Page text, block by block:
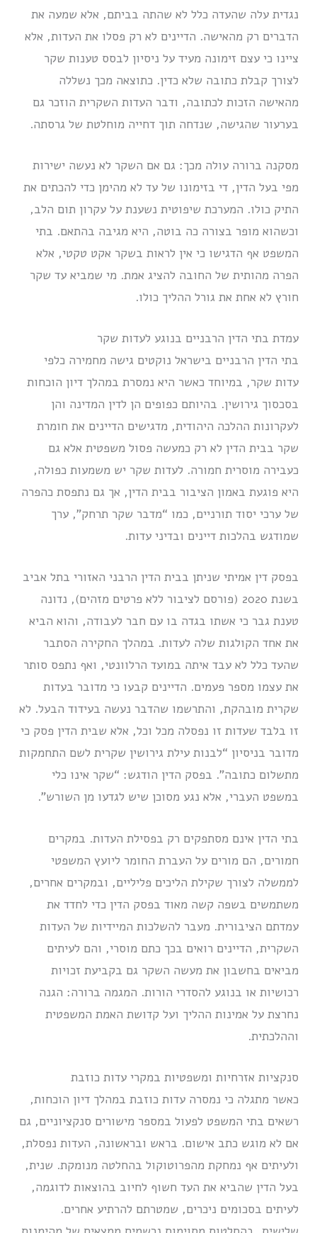
נגדית עלה שהעדה כלל לא שהתה בביתם, אלא שמעה את
הדברים רק מהאישה. הדיינים לא רק פסלו את העדות, אלא
ציינו כי עצם זימונה מעיד על ניסיון לבסס טענות שקר
לצורך קבלת כתובה שלא כדין. כתוצאה מכך נשללה
מהאישה הזכות לכתובה, ודבר העדות השקרית הוזכר גם
בערעור שהגישה, שנדחה תוך דחייה מוחלטת של גרסתה.
מסקנה ברורה עולה מכך: גם אם השקר לא נעשה ישירות
מפי בעל הדין, די בזימונו של עד לא מהימן כדי להכתים את
התיק כולו. המערכת שיפוטית נשענת על עקרון תום הלב,
וכשהוא מופר בצורה כה בוטה, היא מגיבה בהתאם. בתי
המשפט אף הדגישו כי אין לראות בשקר אקט טקטי, אלא
הפרה מהותית של החובה להציג אמת. מי שמביא עד שקר
חורץ לא אחת את גורל ההליך כולו.
עמדת בתי הדין הרבניים בנוגע לעדות שקר
בתי הדין הרבניים בישראל נוקטים גישה מחמירה כלפי
עדות שקר, במיוחד כאשר היא נמסרת במהלך דיון הוכחות
בסכסוך גירושין. בהיותם כפופים הן לדין המדינה והן
לעקרונות ההלכה היהודית, מדגישים הדיינים את חומרת
שקר בבית הדין לא רק כמעשה פסול משפטית אלא גם
כעבירה מוסרית חמורה. לעדות שקר יש משמעות כפולה,
היא פוגעת באמון הציבור בבית הדין, אך גם נתפסת כהפרה
של ערכי יסוד תורניים, כמו “מדבר שקר תרחק”, ערך
שמודגש בהלכות דיינים ובדיני עדות.
בפסק דין אמיתי שניתן בבית הדין הרבני האזורי בתל אביב
בשנת 2020 (פורסם לציבור ללא פרטים מזהים), נדונה
טענת גבר כי אשתו בגדה בו עם חבר לעבודה, והוא הביא
את אחד הקולגות שלה לעדות. במהלך החקירה הסתבר
שהעד כלל לא עבד איתה במועד הרלוונטי, ואף נתפס סותר
את עצמו מספר פעמים. הדיינים קבעו כי מדובר בעדות
שקרית מובהקת, והתרשמו שהדבר נעשה בעידוד הבעל. לא
זו בלבד שעדות זו נפסלה מכל וכל, אלא שבית הדין פסק כי
מדובר בניסיון “לבנות עילת גירושין שקרית לשם התחמקות
מתשלום כתובה”. בפסק הדין הודגש: “שקר אינו כלי
במשפט העברי, אלא נגע מסוכן שיש לגדעו מן השורש”.
בתי הדין אינם מסתפקים רק בפסילת העדות. במקרים
חמורים, הם מורים על העברת החומר ליועץ המשפטי
לממשלה לצורך שקילת הליכים פליליים, ובמקרים אחרים,
משתמשים בשפה קשה מאוד בפסק הדין כדי לחדד את
עמדתם הציבורית. מעבר להשלכות המיידיות של העדות
השקרית, הדיינים רואים בכך כתם מוסרי, והם לעיתים
מביאים בחשבון את מעשה השקר גם בקביעת זכויות
רכושיות או בנוגע להסדרי הורות. המגמה ברורה: הגנה
נחרצת על אמינות ההליך ועל קדושת האמת המשפטית
וההלכתית.
סנקציות אזרחיות ומשפטיות במקרי עדות כוזבת
כאשר מתגלה כי נמסרה עדות כוזבת במהלך דיון הוכחות,
רשאים בתי המשפט לפעול במספר מישורים סנקציוניים, גם
אם לא מוגש כתב אישום. בראש ובראשונה, העדות נפסלת,
ולעיתים אף נמחקת מהפרוטוקול בהחלטה מנומקת. שנית,
בעל הדין שהביא את העד חשוף לחיוב בהוצאות לדוגמה,
לעיתים בסכומים ניכרים, שמטרתם להרתיע אחרים.